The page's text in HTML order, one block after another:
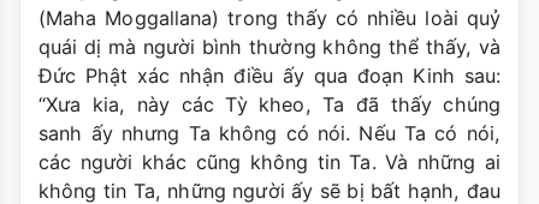
(Maha Moggallana) trong thấy có nhiều loài quỷ
quái dị mà người bình thường không thể thấy, và
Đức Phật xác nhận điều ấy qua đoạn Kinh sau:
“Xưa kia, này các Tỳ kheo, Ta đã thấy chúng
sanh ấy nhưng Ta không có nói. Nếu Ta có nói,
các người khác cũng không tin Ta. Và những ai
không tin Ta, những người ấy sẽ bị bất hạnh, đau